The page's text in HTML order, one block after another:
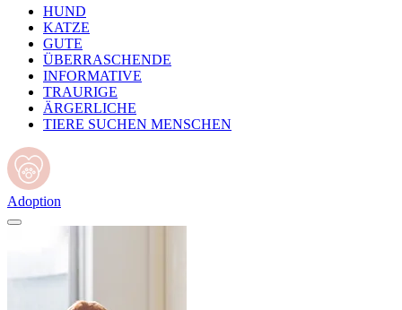
HUND
KATZE
GUTE
ÜBERRASCHENDE
INFORMATIVE
TRAURIGE
ÄRGERLICHE
TIERE SUCHEN MENSCHEN
Adoption